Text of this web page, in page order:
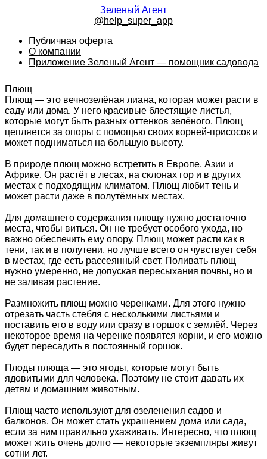
Зеленый Агент
@help_super_app
Публичная оферта
О компании
Приложение Зеленый Агент — помощник садовода
Плющ
Плющ — это вечнозелёная лиана, которая может расти в
саду или дома. У него красивые блестящие листья,
которые могут быть разных оттенков зелёного. Плющ
цепляется за опоры с помощью своих корней-присосок и
может подниматься на большую высоту.
В природе плющ можно встретить в Европе, Азии и
Африке. Он растёт в лесах, на склонах гор и в других
местах с подходящим климатом. Плющ любит тень и
может расти даже в полутёмных местах.
Для домашнего содержания плющу нужно достаточно
места, чтобы виться. Он не требует особого ухода, но
важно обеспечить ему опору. Плющ может расти как в
тени, так и в полутени, но лучше всего он чувствует себя
в местах, где есть рассеянный свет. Поливать плющ
нужно умеренно, не допуская пересыхания почвы, но и
не заливая растение.
Размножить плющ можно черенками. Для этого нужно
отрезать часть стебля с несколькими листьями и
поставить его в воду или сразу в горшок с землёй. Через
некоторое время на черенке появятся корни, и его можно
будет пересадить в постоянный горшок.
Плоды плюща — это ягоды, которые могут быть
ядовитыми для человека. Поэтому не стоит давать их
детям и домашним животным.
Плющ часто используют для озеленения садов и
балконов. Он может стать украшением дома или сада,
если за ним правильно ухаживать. Интересно, что плющ
может жить очень долго — некоторые экземпляры живут
сотни лет.